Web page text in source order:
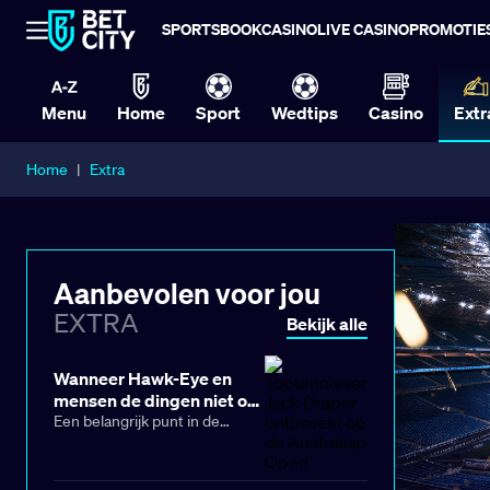
SPORTSBOOKCASINOLIVE CASINO
Menu Home Sport Wedtips Casino
Home | Extra
Aanbevolen voor jou
EXTRA Bekijk alle
Wanneer Hawk-Eye en
mensen de dingen niet op
dezelfde manier zien
Een belangrijk punt in de
setpoint in de tweede set voor